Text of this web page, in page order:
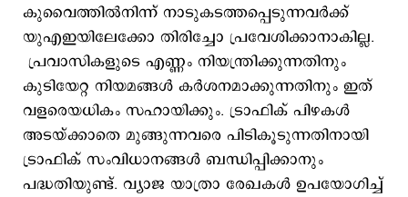
കുവൈത്തിൽനിന്ന് നാടുകടത്തപ്പെടുന്നവർക്ക്
യുഎഇയിലേക്കോ തിരിച്ചോ പ്രവേശിക്കാനാകില്ല.
പ്രവാസികളുടെ എണ്ണം നിയന്ത്രിക്കുന്നതിനും
കുടിയേറ്റ നിയമങ്ങൾ കർശനമാക്കുന്നതിനും ഇത്
വളരെയധികം സഹായിക്കും. ട്രാഫിക് പിഴകൾ
അടയ്ക്കാതെ മുങ്ങുന്നവരെ പിടികൂടുന്നതിനായി
ട്രാഫിക് സംവിധാനങ്ങൾ ബന്ധിപ്പിക്കാനും
പദ്ധതിയുണ്ട്. വ്യാജ യാത്രാ രേഖകൾ ഉപയോഗിച്ച്